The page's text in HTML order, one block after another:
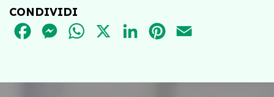
CONDIVIDI
FACEBOOKMESSENGER
WHATSAPPLINKEDINPINTEREST